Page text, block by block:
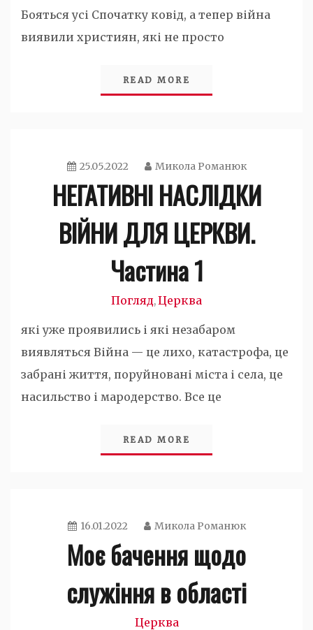
Бояться усі Спочатку ковід, а тепер війна
виявили християн, які не просто
READ MORE
25.05.2022 Микола Романюк
НЕГАТИВНІ НАСЛІДКИ
ВІЙНИ ДЛЯ ЦЕРКВИ.
Частина 1
Погляд,Церква
які уже проявились і які незабаром
виявляться Війна — це лихо, катастрофа, це
забрані життя, поруйновані міста і села, це
насильство і мародерство. Все це
READ MORE
16.01.2022 Микола Романюк
Моє бачення щодо
служіння в області
Церква